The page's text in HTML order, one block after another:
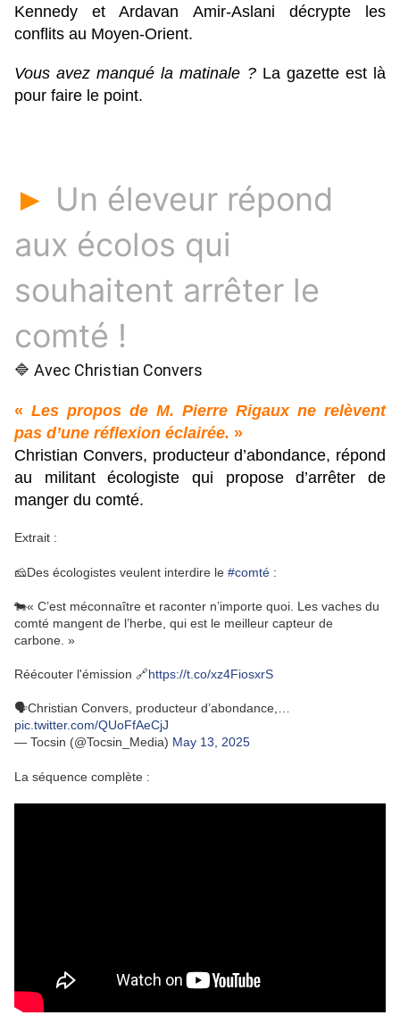
Kennedy et Ardavan Amir-Aslani décrypte les
conflits au Moyen-Orient.
Vous avez manqué la matinale ?La gazette est là
pour faire le point.
► Un éleveur répond
aux écolos qui
souhaitent arrêter le
comté !
🔷 Avec Christian Convers
« Les propos de M. Pierre Rigaux ne relèvent
pas d’une réflexion éclairée. »
Christian Convers, producteur d’abondance, répond
au militant écologiste qui propose d’arrêter de
manger du comté.
Extrait :
🧀Des écologistes veulent interdire le #comté :
🐄« C’est méconnaître et raconter n’importe quoi. Les vaches du
comté mangent de l’herbe, qui est le meilleur capteur de
carbone. »
Réécouter l'émission 🔗https://t.co/xz4FiosxrS
🗣️Christian Convers, producteur d’abondance,…
pic.twitter.com/QUoFfAeCjJ
— Tocsin (@Tocsin_Media) May 13, 2025
La séquence complète :